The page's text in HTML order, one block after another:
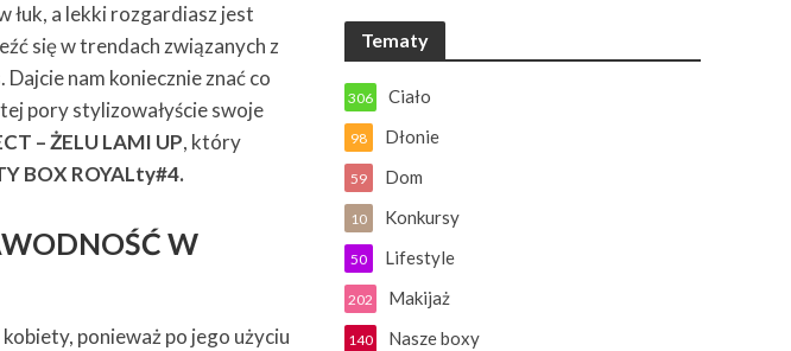
łuk, a lekki rozgardiasz jest
się w trendach związanych z
nam koniecznie znać co
pory stylizowałyście swoje
– ŻELU LAMI UP, który
BOX ROYALty#4.
W
ponieważ po jego użyciu
Tematy
Ciało
306
Dłonie
98
Dom
59
Konkursy
10
Lifestyle
50
Makijaż
202
Nasze boxy
140